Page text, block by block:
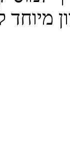
מיוחד